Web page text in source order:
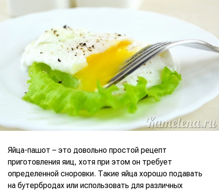
Яйца-пашот – это довольно простой рецепт
приготовления яиц, хотя при этом он требует
определенной сноровки. Такие яйца хорошо подавать
на бутербродах или использовать для различных